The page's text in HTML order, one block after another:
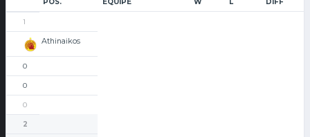
POS. ÉQUIPE W L DIFF
1
Athinaikos
0
0
0
2